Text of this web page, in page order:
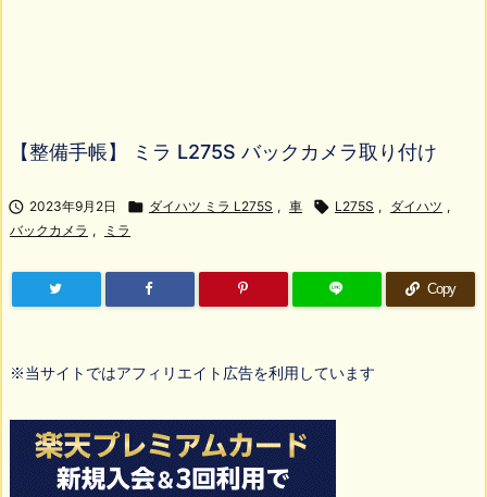
【整備手帳】 ミラ L275S バックカメラ取り付け
 2023年9月2日  ダイハツ ミラ L275S , 車  L275S , ダイハツ ,
バックカメラ , ミラ
Copy
※当サイトではアフィリエイト広告を利用しています